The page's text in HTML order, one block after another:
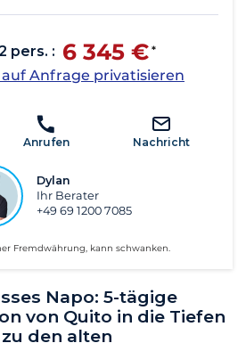
Napo: 5-tägige
von Quito in die Tiefen
den alten
pers. : 6 345 €
*
auf Anfrage privatisieren
Anrufen Nachricht
Dylan
Ihr Berater
+49 69 1200 7085
Fremdwährung, kann schwanken.